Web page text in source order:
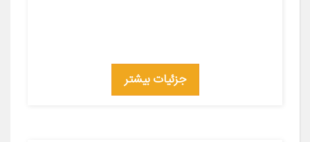
جزئیات بیشتر